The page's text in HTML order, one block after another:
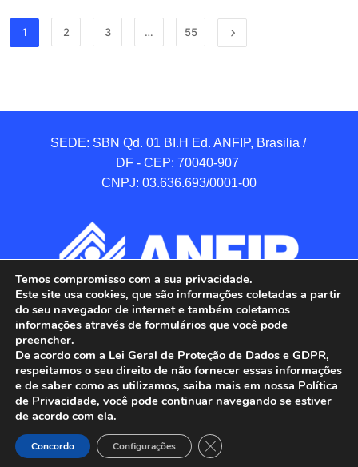
1 2 3 … 55
SEDE: SBN Qd. 01 BI.H Ed. ANFIP, Brasilia /
DF - CEP: 70040-907
CNPJ: 03.636.693/0001-00
ANFIP - Associação Nacional dos Auditores
Fiscais da Receita Federal do Brasil.
Todos os Direitos Reservados.
Temos compromisso com a sua privacidade.
Este site usa cookies, que são informações coletadas a partir
do seu navegador de internet e também coletamos
informações através de formulários que você pode
preencher.
De acordo com a Lei Geral de Proteção de Dados e GDPR,
respeitamos o seu direito de não fornecer essas informações
e de saber como as utilizamos, saiba mais em nossa Política
de Privacidade, você pode continuar navegando se estiver
de acordo com ela.
Concordo Configurações Close GDPR Cookie Banner